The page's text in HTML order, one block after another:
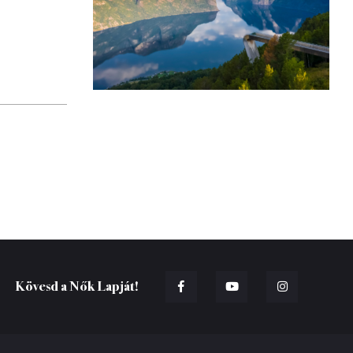
Kövesd a Nők Lapját!